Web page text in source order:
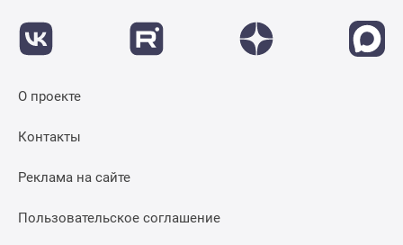
О проекте
Контакты
Реклама на сайте
Пользовательское соглашение